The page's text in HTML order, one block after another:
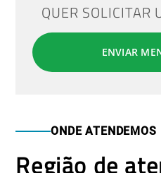
QUER SOLICITAR
ENVIAR
ONDE ATENDEMOS
Região de